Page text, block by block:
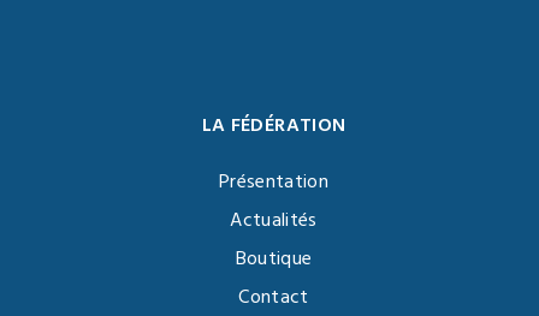
LA FÉDÉRATION
Présentation
Actualités
Boutique
Contact